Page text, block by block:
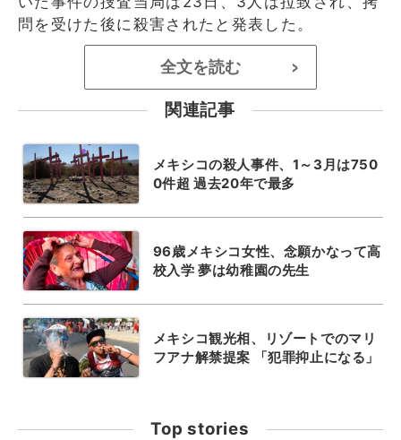
問を受けた後に殺害されたと発表した。
全文を読む >
関連記事
メキシコの殺人事件、1～3月は750
0件超 過去20年で最多
96歳メキシコ女性、念願かなって高
校入学 夢は幼稚園の先生
メキシコ観光相、リゾートでのマリ
フアナ解禁提案 「犯罪抑止になる」
Top stories